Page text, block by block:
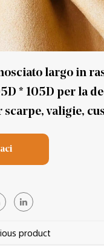
largo in
* 105D per la
scarpe, valigie,
product